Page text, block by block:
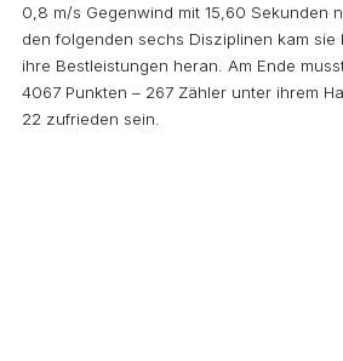
0,8 m/s Gegenwind mit 15,60 Sekunden
den folgenden sechs Disziplinen kam sie
ihre Bestleistungen heran. Am Ende
4067 Punkten – 267 Zähler unter ihrem
22 zufrieden sein.